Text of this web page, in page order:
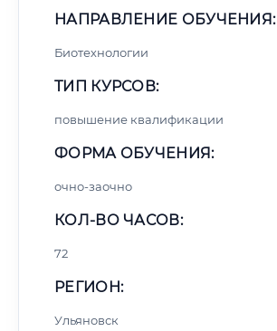
НАПРАВЛЕНИЕ ОБУЧЕНИЯ:
Биотехнологии
ТИП КУРСОВ:
повышение квалификации
ФОРМА ОБУЧЕНИЯ:
очно-заочно
КОЛ-ВО ЧАСОВ:
72
РЕГИОН:
Ульяновск